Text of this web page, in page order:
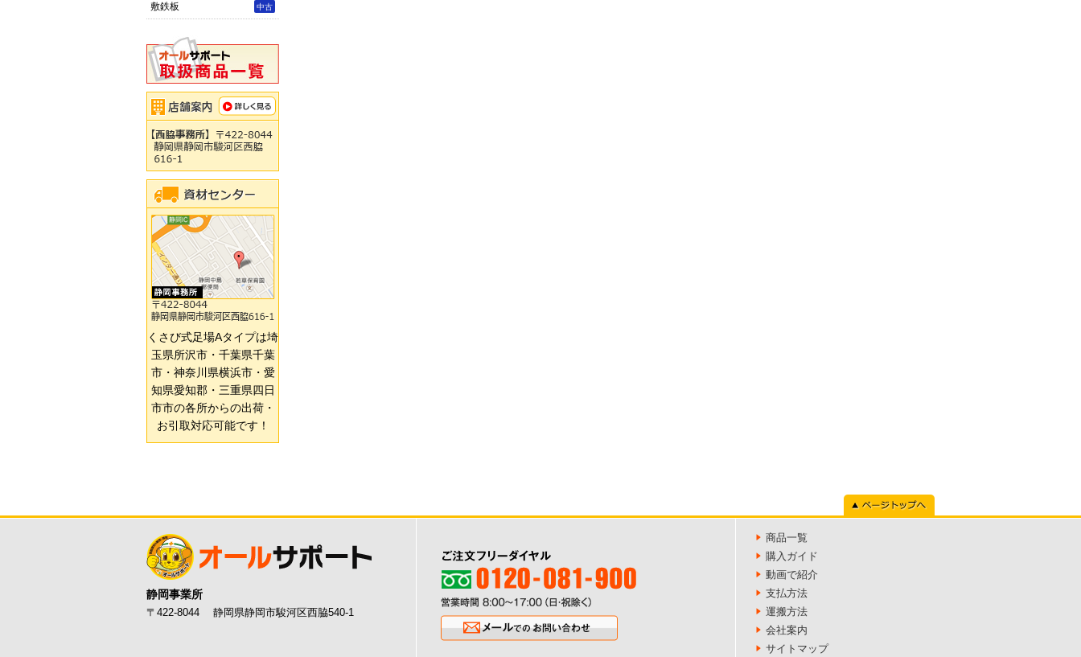
中古
敷鉄板
くさび式足場Aタイプは埼
玉県所沢市・千葉県千葉
市・神奈川県横浜市・愛
知県愛知郡・三重県四日
市市の各所からの出荷・
お引取対応可能です！
静岡事業所
〒422-8044 静岡県静岡市駿河区西脇540-1
ご注文フリーダイヤル0120-081-900
営業時間8:00〜17:00（日・祝除く
商品一覧
購入ガイド
動画で紹介
支払方法
運搬方法
会社案内
サイトマップ